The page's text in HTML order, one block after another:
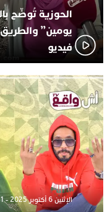
الحوزية تُوضّح
يومين” والطريق
فيديو
الإثنين 6 أكتوبر 2025 - 17:31